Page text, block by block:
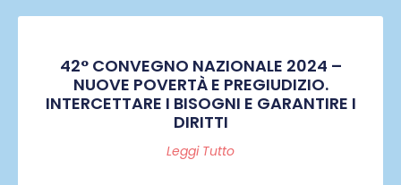
42° CONVEGNO NAZIONALE 2024 –
NUOVE POVERTÀ E PREGIUDIZIO.
INTERCETTARE I BISOGNI E GARANTIRE I
DIRITTI
Leggi Tutto